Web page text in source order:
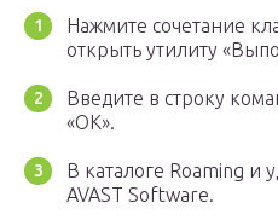
Нажмите сочетание
открыть утилиту
Введите в строку
«ОК».
В каталоге Roaming и
AVAST Software.